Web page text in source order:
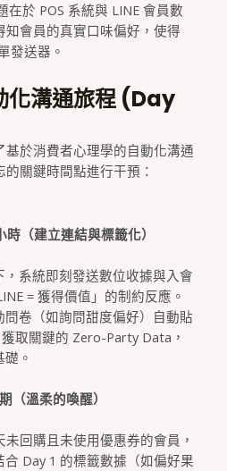
在於 POS 系統與 LINE 會員數
會員的真實口味偏好，使得
發送器。
化溝通旅程 (Day
於消費者心理學的自動化溝通
關鍵時間點進行干預：
（建立連結與標籤化）
，系統即刻發送數位收據與入會
= 獲得價值」的制約反應。
問卷（如詢問甜度偏好）自動貼
取關鍵的 Zero-Party Data，
。
（溫柔的喚醒）
回購且未使用優惠券的會員，
Day 1 的標籤數據（如偏好果